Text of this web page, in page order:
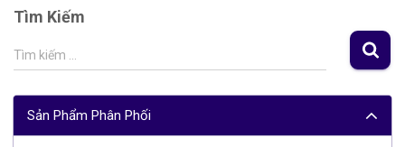
Tìm Kiếm
S
e
Tìm kiếm …
Sản Phẩm Phân Phối